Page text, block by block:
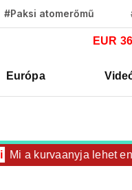
#Paksi atomerőmű
EUR
Európa
Mi a kurvaanyja lehet